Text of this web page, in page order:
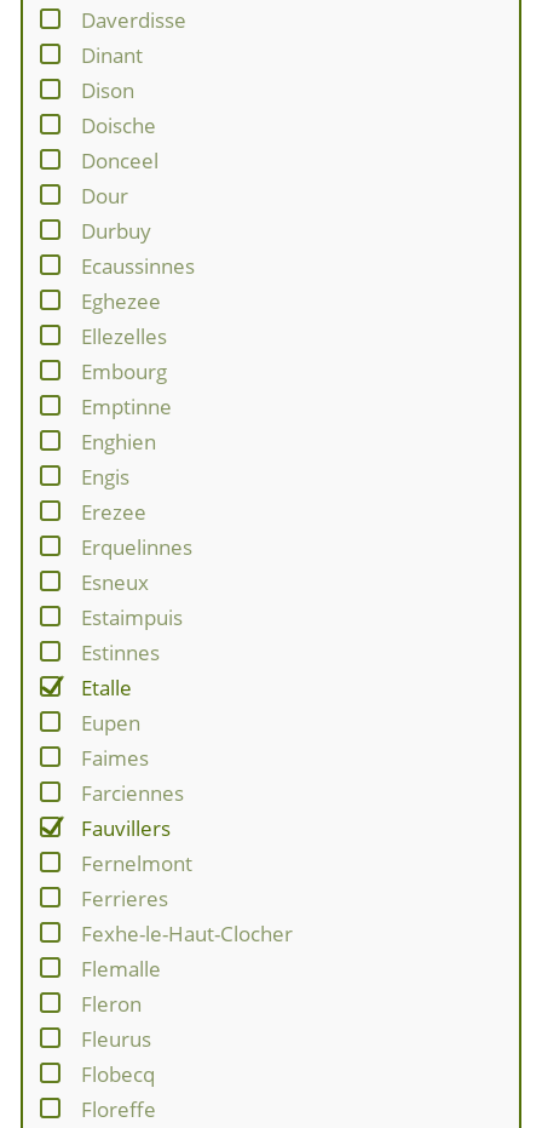
Daverdisse
Dinant
Dison
Doische
Donceel
Dour
Durbuy
Ecaussinnes
Eghezee
Ellezelles
Embourg
Emptinne
Enghien
Engis
Erezee
Erquelinnes
Esneux
Estaimpuis
Estinnes
Etalle
Eupen
Faimes
Farciennes
Fauvillers
Fernelmont
Ferrieres
Fexhe-le-Haut-Clocher
Flemalle
Fleron
Fleurus
Flobecq
Floreffe